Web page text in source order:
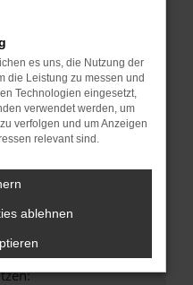
neuesten Stand
nicht nur ein
kann auch dazu
Funktionen nicht mehr
Schritte versucht
Wir werden
beheben. Du kannst
um uns bei der
es uns, die Nutzung der
die Leistung zu messen und
Technologien eingesetzt,
verwendet werden, um
verfolgen und um Anzeigen
relevant sind.
ablehnen